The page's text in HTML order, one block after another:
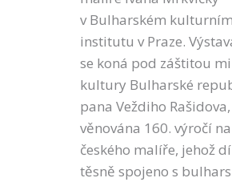
v Bulharském kulturním
institutu v Praze.
se koná pod záštitou
kultury Bulharské
pana Veždiho
věnována 160. výročí
českého malíře, jehož
těsně spojeno s